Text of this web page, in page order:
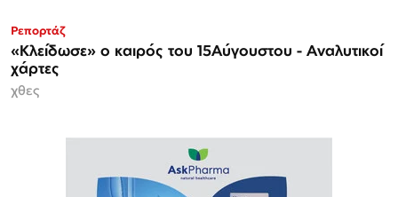
Ρεπορτάζ
«Κλείδωσε» ο καιρός του 15Αύγουστου - Αναλυτικοί
χάρτες
χθες